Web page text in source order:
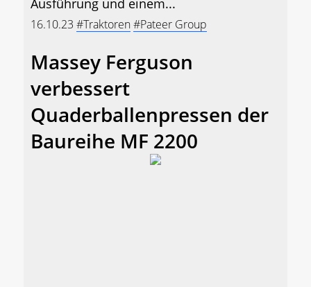
16.10.23 #Traktoren#Pateer Group
Massey Ferguson
verbessert
Quaderballenpressen der
Baureihe MF 2200